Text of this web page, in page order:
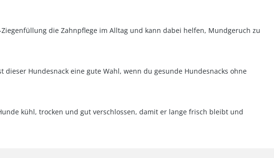
die Zahnpflege im Alltag und kann dabei helfen, Mundgeruch zu
Hundesnack eine gute Wahl, wenn du gesunde Hundesnacks ohne
kühl, trocken und gut verschlossen, damit er lange frisch bleibt und